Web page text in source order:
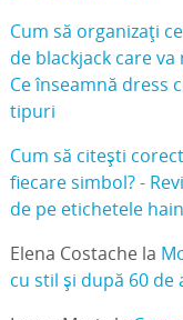
Cum să organizați
de blackjack care
Ce înseamnă dress
tipuri
Cum să citești
fiecare simbol? -
de pe etichetele
Elena Costachela
cu stil și după 60 de